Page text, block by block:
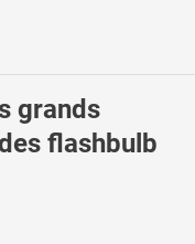
grands
flashbulb